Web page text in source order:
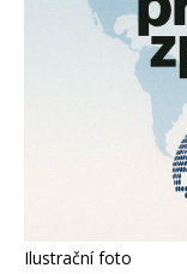
Ilustrační foto